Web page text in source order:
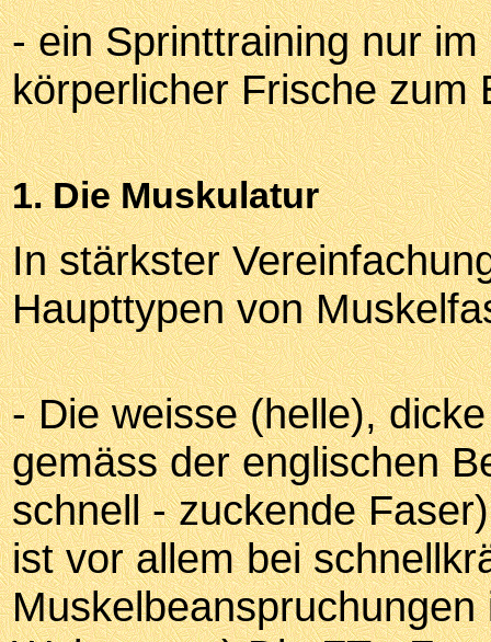
- ein Sprinttraining nur
körperlicher Frische zum
1. Die Muskulatur
In stärkster
Haupttypen von
- Die weisse (helle),
gemäss der englischen
schnell - zuckende
ist vor allem bei